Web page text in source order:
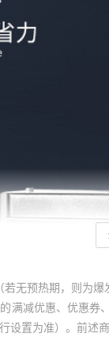
无预热期，则
减优惠、优惠
置为准）。前